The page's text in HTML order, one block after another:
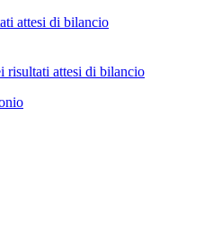
attesi di bilancio
risultati attesi di bilancio